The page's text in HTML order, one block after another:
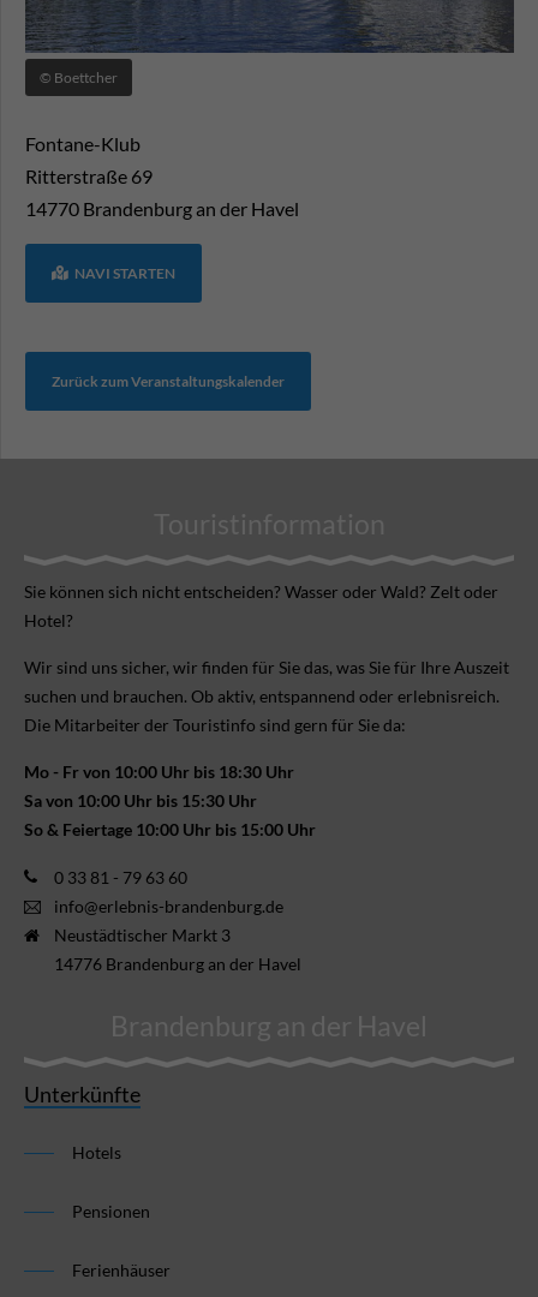
© Boettcher
Fontane-Klub
Ritterstraße 69
14770 Brandenburg an der Havel
NAVI STARTEN
Zurück zum Veranstaltungskalender
Touristinformation
Sie können sich nicht ent­scheiden? Wasser oder Wald? Zelt oder
Hotel?
Wir sind uns sicher, wir finden für Sie das, was Sie für Ihre Aus­zeit
suchen und brauchen. Ob aktiv, ent­spannend oder erlebnis­reich.
Die Mitarbeiter der Touristinfo sind gern für Sie da:
Mo - Fr von 10:00 Uhr bis 18:30 Uhr
Sa von 10:00 Uhr bis 15:30 Uhr
So & Feiertage 10:00 Uhr bis 15:00 Uhr
0 33 81 - 79 63 60
info@erlebnis-brandenburg.de
Neustädtischer Markt 3
14776 Brandenburg an der Havel
Brandenburg an der Havel
Unterkünfte
Hotels
Pensionen
Ferienhäuser